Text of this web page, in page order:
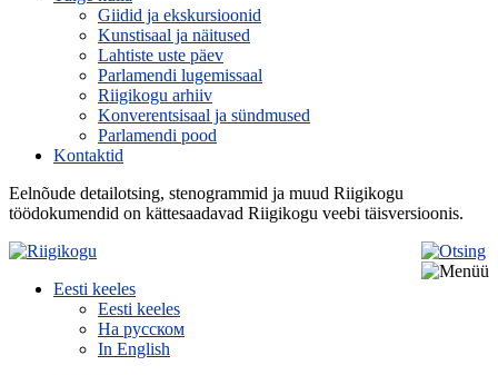
Giidid ja ekskursioonid
Kunstisaal ja näitused
Lahtiste uste päev
Parlamendi lugemissaal
Riigikogu arhiiv
Konverentsisaal ja sündmused
Parlamendi pood
Kontaktid
Eelnõude detailotsing, stenogrammid ja muud Riigikogu
töödokumendid on kättesaadavad Riigikogu veebi täisversioonis.
Eesti keeles
Eesti keeles
На русском
In English